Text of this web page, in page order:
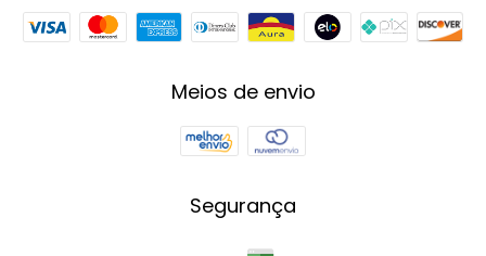
Meios de envio
Segurança